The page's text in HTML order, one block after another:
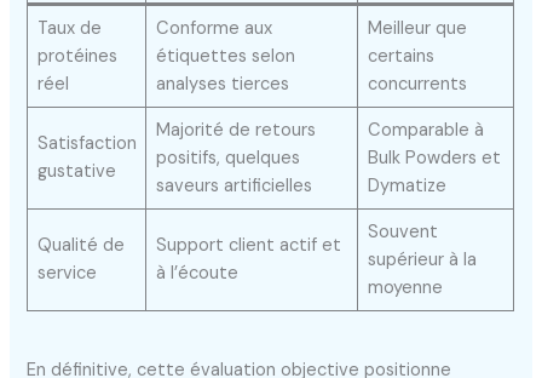
Taux de
protéines
réel
Conforme aux
étiquettes selon
analyses tierces
Meilleur que
certains
concurrents
Satisfaction
gustative
Majorité de retours
positifs, quelques
saveurs artificielles
Comparable à
Bulk Powders et
Dymatize
Qualité de
service
Support client actif et
à l’écoute
Souvent
supérieur à la
moyenne
En définitive, cette évaluation objective positionne